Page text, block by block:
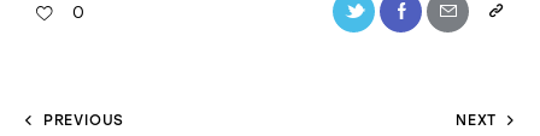
0
PREVIOUS NEXT